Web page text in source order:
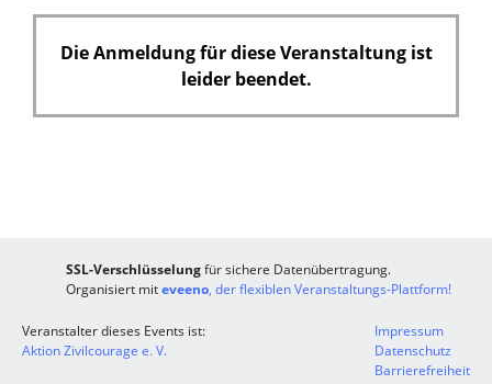
Die Anmeldung für diese Veranstaltung ist
leider beendet.
SSL-Verschlüsselungfür sichere Datenübertragung.
Organisiert miteveeno, der flexiblen Veranstaltungs-Plattform!
Veranstalter dieses Events ist:
Aktion Zivilcourage e. V.
Impressum
Datenschutz
Barrierefreiheit